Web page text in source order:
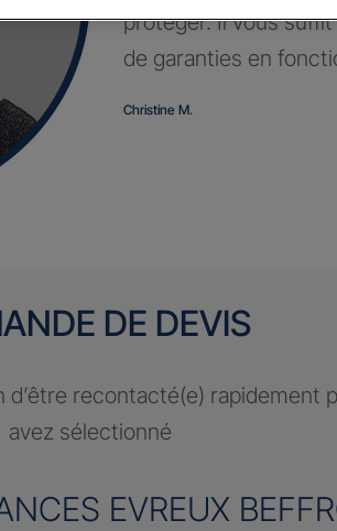
protéger. Il vous
de garanties en
Christine M.
DE DEVIS
recontacté(e) rapidement
avez sélectionné
EVREUX